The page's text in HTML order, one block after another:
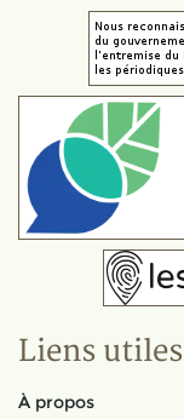
Liens utiles
À propos